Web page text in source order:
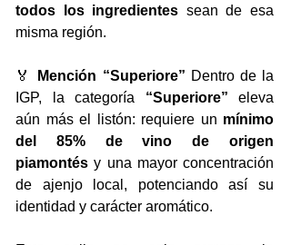
todos los ingredientes sean de esa
misma región.
🏅 Mención “Superiore” Dentro de la
IGP, la categoría “Superiore” eleva
aún más el listón: requiere un mínimo
del 85% de vino de origen
piamontés y una mayor concentración
de ajenjo local, potenciando así su
identidad y carácter aromático.